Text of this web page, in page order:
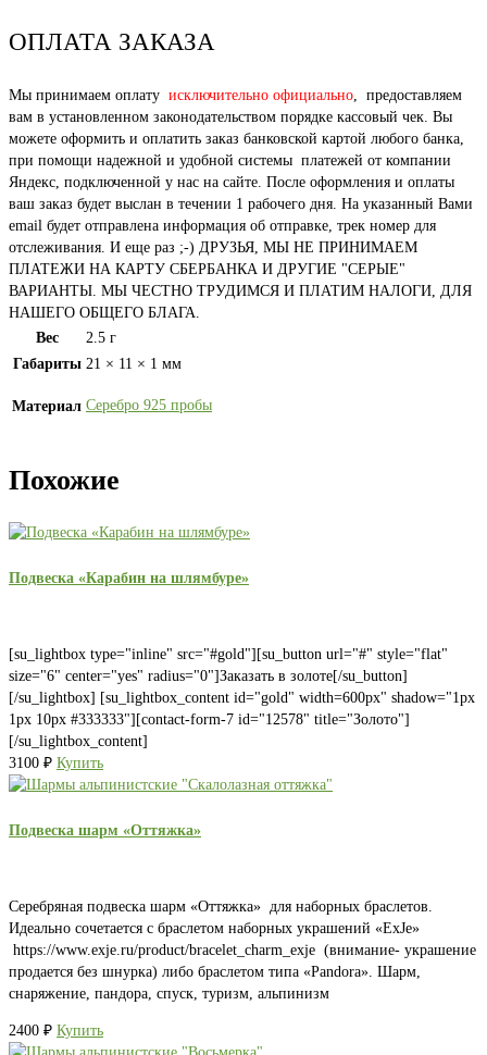
ОПЛАТА ЗАКАЗА
Мы принимаем оплату исключительно официально, предоставляем
вам в установленном законодательством порядке кассовый чек. Вы
можете оформить и оплатить заказ банковской картой любого банка,
при помощи надежной и удобной системы платежей от компании
Яндекс, подключенной у нас на сайте. После оформления и оплаты
ваш заказ будет выслан в течении 1 рабочего дня. На указанный Вами
email будет отправлена информация об отправке, трек номер для
отслеживания. И еще раз ;-) ДРУЗЬЯ, МЫ НЕ ПРИНИМАЕМ
ПЛАТЕЖИ НА КАРТУ СБЕРБАНКА И ДРУГИЕ "СЕРЫЕ"
ВАРИАНТЫ. МЫ ЧЕСТНО ТРУДИМСЯ И ПЛАТИМ НАЛОГИ, ДЛЯ
НАШЕГО ОБЩЕГО БЛАГА.
Вес
2.5 г
Габариты 21 × 11 × 1 мм
Материал Серебро 925 пробы
Похожие
Подвеска «Карабин на шлямбуре»
[su_lightbox type="inline" src="#gold"][su_button url="#" style="flat"
size="6" center="yes" radius="0"]Заказать в золоте[/su_button]
[/su_lightbox] [su_lightbox_content id="gold" width=600px" shadow="1px
1px 10px #333333"][contact-form-7 id="12578" title="Золото"]
[/su_lightbox_content]
3100 ₽ Купить
Подвеска шарм «Оттяжка»
Серебряная подвеска шарм «Оттяжка» для наборных браслетов.
Идеально сочетается с браслетом наборных украшений «ExJe»
https://www.exje.ru/product/bracelet_charm_exje (внимание- украшение
продается без шнурка) либо браслетом типа «Pandora». Шарм,
снаряжение, пандора, спуск, туризм, альпинизм
2400 ₽ Купить